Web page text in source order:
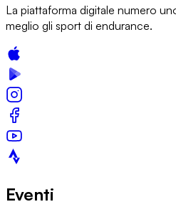
La piattaforma digitale numero
meglio gli sport di endurance.
Eventi